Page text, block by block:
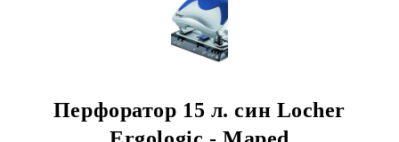
Перфоратор 15 л. син Locher